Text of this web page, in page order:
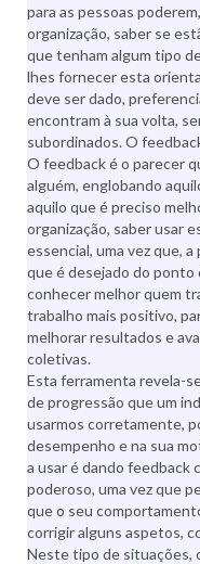
para as pessoas
organização, saber se
que tenham algum tipo
lhes fornecer esta
deve ser dado,
encontram à sua volta,
subordinados. O
O feedback é o parecer
alguém, englobando
aquilo que é preciso
organização, saber usar
essencial, uma vez que,
que é desejado do
conhecer melhor quem
trabalho mais positivo,
melhorar resultados e
coletivas.
Esta ferramenta revela-
de progressão que um
usarmos corretamente,
desempenho e na sua
a usar é dando
poderoso, uma vez que
que o seu
corrigir alguns aspetos,
Neste tipo de situações,